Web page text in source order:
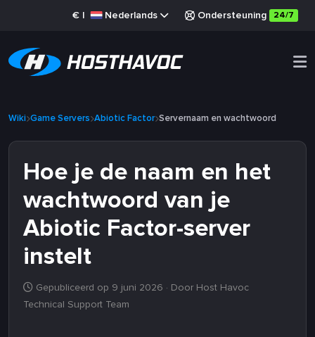
€ | Nederlands Ondersteuning 24/7
Wiki Game Servers Abiotic Factor Servernaam en wachtwoord
Hoe je de naam en het
wachtwoord van je
Abiotic Factor-server
instelt
Gepubliceerd op 9 juni 2026 · Door Host Havoc
Technical Support Team